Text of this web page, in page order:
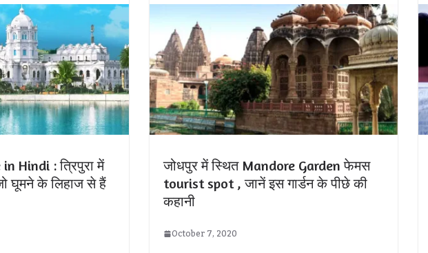
Hindi : त्रिपुरा में
घूमने के लिहाज से हैं
जोधपुर में स्थित Mandore Garden फेमस
tourist spot , जानें इस गार्डन के पीछे की
कहानी
October 7, 2020